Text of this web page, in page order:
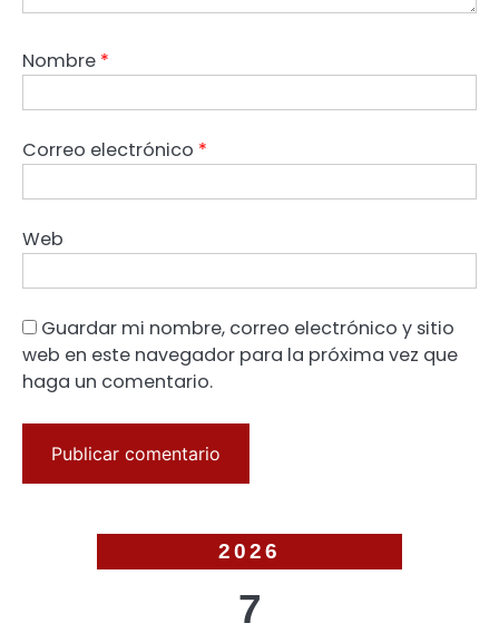
Nombre *
Correo electrónico *
Web
Guardar mi nombre, correo electrónico y sitio
web en este navegador para la próxima vez que
haga un comentario.
2026
7